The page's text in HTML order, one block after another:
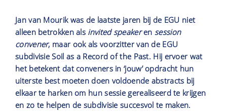
Jan van Mourik was de laatste jaren bij de EGU niet
alleen betrokken als invited speakerensession
convener, maar ook als voorzitter van de EGU
subdivisie Soil as a Record of the Past. Hij ervoer wat
het betekent dat conveners in ‘jouw’ opdracht hun
uiterste best moeten doen voldoende abstracts bij
elkaar te harken om hun sessie gerealiseerd te krijgen
en zo te helpen de subdivisie succesvol te maken.